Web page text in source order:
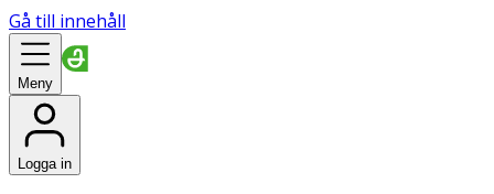
Gå till innehåll
Meny
Logga in